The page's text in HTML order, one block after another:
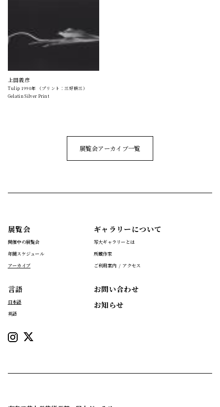
上田義彦
Tulip 1990年 （プリント：三好耕三）
Gelatin Silver Print
展覧会アーカイブ一覧
展覧会
開催中の展覧会
年間スケジュール
アーカイブ
言語
日本語
英語
ギャラリーについて
写大ギャラリーとは
所蔵作家
ご利用案内 / アクセス
お問い合わせ
お知らせ